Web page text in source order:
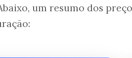
um resumo dos